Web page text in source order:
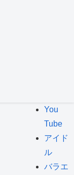
You
Tube
アイド
ル
バラエ